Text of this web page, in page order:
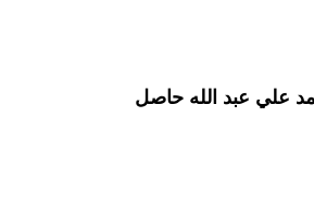
علي عبد الله حاصل